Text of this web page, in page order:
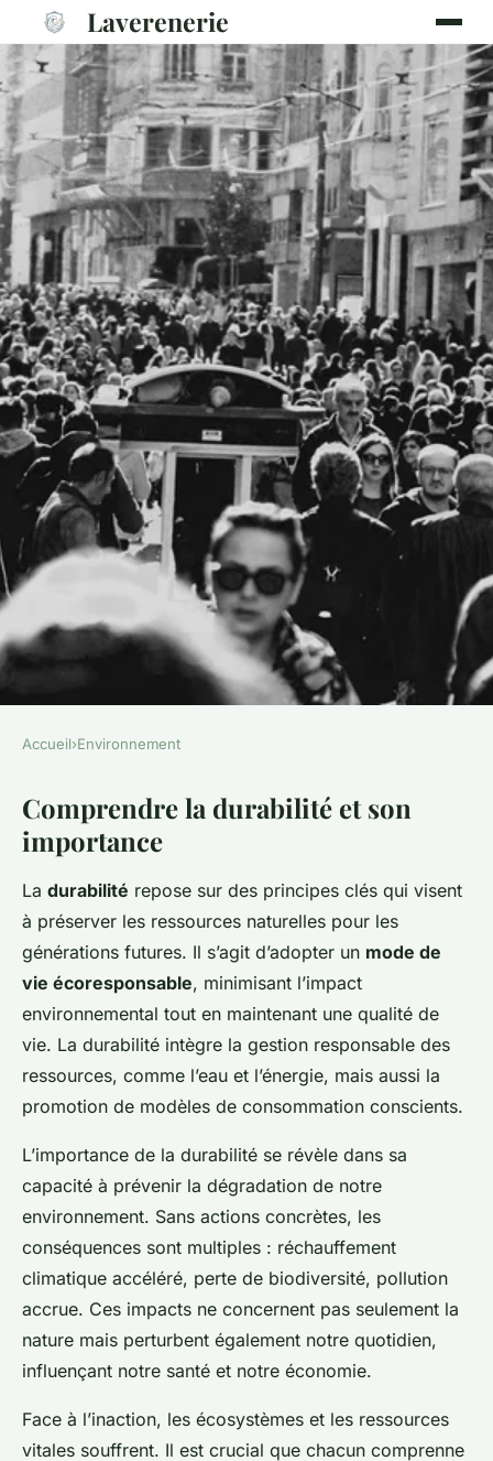
Laverenerie
Comment Intégrer la
Durabilité dans Votre
Quotidien : Conseils Pratiques
pour un Mode de Vie
Écoresponsable
Axel•23 mars 2025•6 min de lecture
Accueil›Environnement
Comprendre la durabilité et son
importance
La durabilité repose sur des principes clés qui visent
à préserver les ressources naturelles pour les
générations futures. Il s’agit d’adopter un mode de
vie écoresponsable, minimisant l’impact
environnemental tout en maintenant une qualité de
vie. La durabilité intègre la gestion responsable des
ressources, comme l’eau et l’énergie, mais aussi la
promotion de modèles de consommation conscients.
L’importance de la durabilité se révèle dans sa
capacité à prévenir la dégradation de notre
environnement. Sans actions concrètes, les
conséquences sont multiples : réchauffement
climatique accéléré, perte de biodiversité, pollution
accrue. Ces impacts ne concernent pas seulement la
nature mais perturbent également notre quotidien,
influençant notre santé et notre économie.
Face à l’inaction, les écosystèmes et les ressources
vitales souffrent. Il est crucial que chacun comprenne